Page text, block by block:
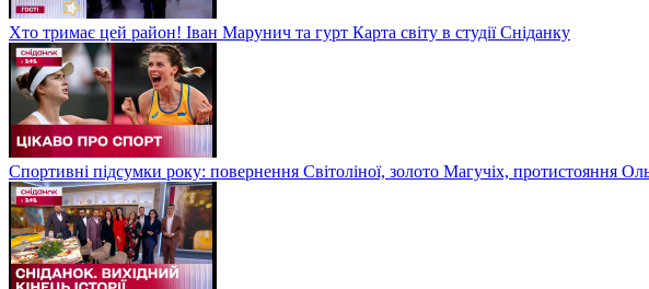
Хто тримає цей район! Іван Марунич та гурт Карта світу в студії Сніданку
Спортивні підсумки року: повернення Світоліної, золото Магучіх, протистояння